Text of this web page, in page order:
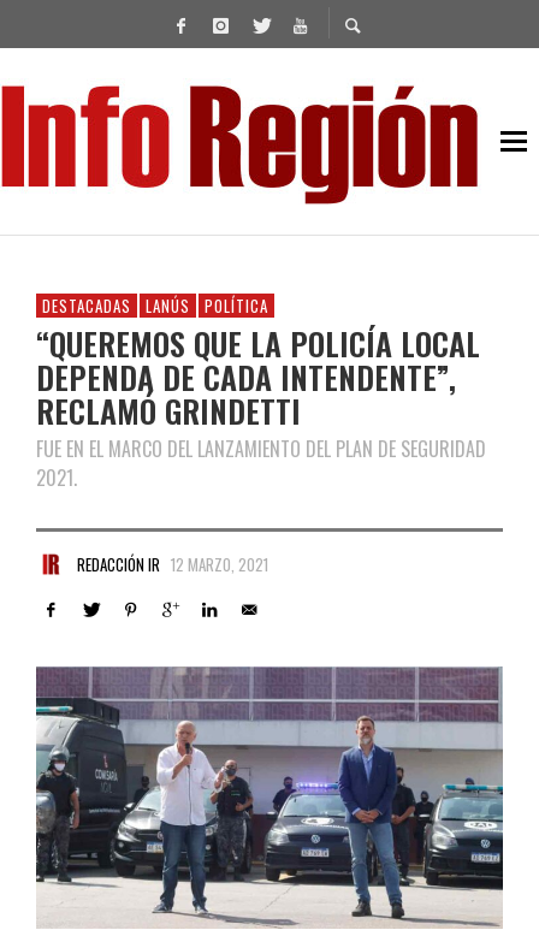
DESTACADAS LANÚS POLÍTICA
“QUEREMOS QUE LA POLICÍA LOCAL
DEPENDA DE CADA INTENDENTE”,
RECLAMÓ GRINDETTI
FUE EN EL MARCO DEL LANZAMIENTO DEL PLAN DE SEGURIDAD
2021.
REDACCIÓN IR 12 MARZO, 2021